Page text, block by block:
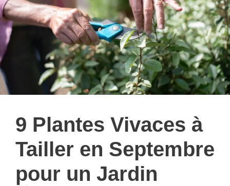
9 Plantes Vivaces à
Tailler en Septembre
pour un Jardin